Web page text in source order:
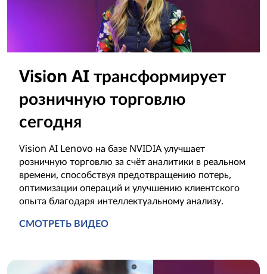
Vision AI трансформирует
розничную торговлю
сегодня
Vision AI Lenovo на базе NVIDIA улучшает
розничную торговлю за счёт аналитики в реальном
времени, способствуя предотвращению потерь,
оптимизации операций и улучшению клиентского
опыта благодаря интеллектуальному анализу.
СМОТРЕТЬ ВИДЕО